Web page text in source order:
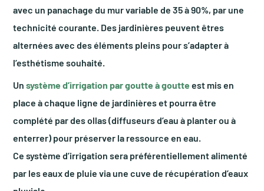
avec un panachage du mur variable de 35 à 90%, par une
technicité courante. Des jardinières peuvent êtres
alternées avec des éléments pleins pour s’adapter à
l’esthétisme souhaité.
Unsystème d’irrigation par goutte à goutte est mis en
place à chaque ligne de jardinières et pourra être
complété par des ollas (diffuseurs d’eau à planter ou à
enterrer) pour préserver la ressource en eau.
Ce système d’irrigation sera préférentiellement alimenté
par les eaux de pluie via une cuve de récupération d’eaux